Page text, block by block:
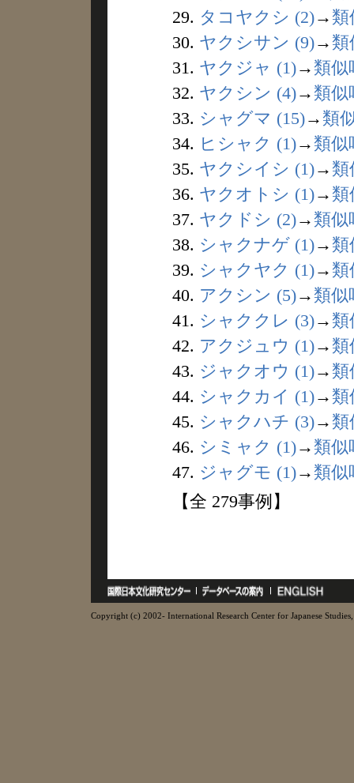
29. タコヤクシ (2)→ 類
30. ヤクシサン (9)→ 類
31. ヤクジャ (1)→ 類似
32. ヤクシン (4)→ 類似
33. シャグマ (15)→ 類
34. ヒシャク (1)→ 類似
35. ヤクシイシ (1)→ 類
36. ヤクオトシ (1)→ 類
37. ヤクドシ (2)→ 類似
38. シャクナゲ (1)→ 類
39. シャクヤク (1)→ 類
40. アクシン (5)→ 類似
41. シャククレ (3)→ 類
42. アクジュウ (1)→ 類
43. ジャクオウ (1)→ 類
44. シャクカイ (1)→ 類
45. シャクハチ (3)→ 類
46. シミャク (1)→ 類似
47. ジャグモ (1)→ 類似
【全 279事例】
Copyright (c) 2002- International Research Center for Japanese